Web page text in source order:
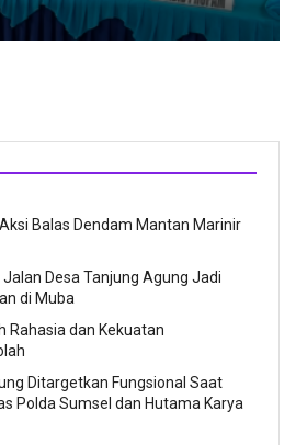
Balas Dendam Mantan Marinir
Desa Tanjung Agung Jadi
di Muba
Rahasia dan Kekuatan
Ditargetkan Fungsional Saat
Polda Sumsel dan Hutama Karya